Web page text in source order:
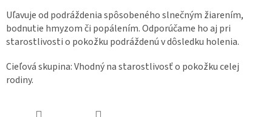
Uľavuje od podráždenia spôsobeného slnečným žiarením,
bodnutie hmyzom či popálením. Odporúčame ho aj pri
starostlivosti o pokožku podráždenú v dôsledku holenia.
Cieľová skupina: Vhodný na starostlivosť o pokožku celej
rodiny.